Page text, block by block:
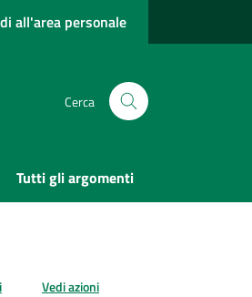
all'area personale
Cerca
Tutti gli argomenti
Vedi azioni